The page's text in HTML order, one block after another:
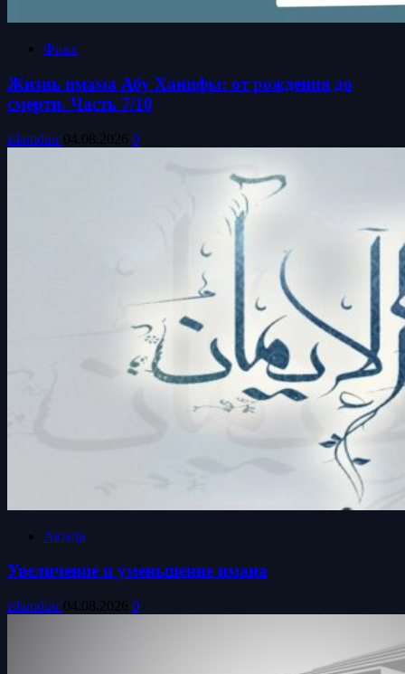
Фикх
Жизнь имама Абу Ханифы: от рождения до
смерти. Часть 7/10
islamdinr 04.08.2026 0
Акыда
Увеличение и уменьшение имана
islamdinr 04.08.2026 0